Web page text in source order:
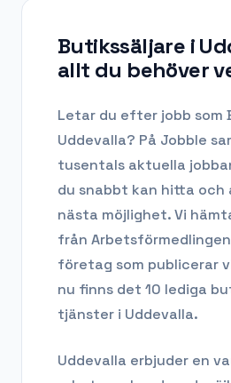
Butikssäljare i
allt du behöver
Letar du efter jobb som
Uddevalla? På Jobble
tusentals aktuella
du snabbt kan hitta och
nästa möjlighet. Vi
från
företag som publicerar
nu finns det 10 lediga
tjänster i Uddevalla.
Uddevalla erbjuder en